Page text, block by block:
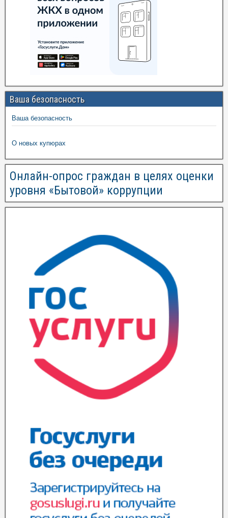
Ваша безопасность
Ваша безопасность
О новых купюрах
Онлайн-опрос граждан в целях оценки
уровня «Бытовой» коррупции